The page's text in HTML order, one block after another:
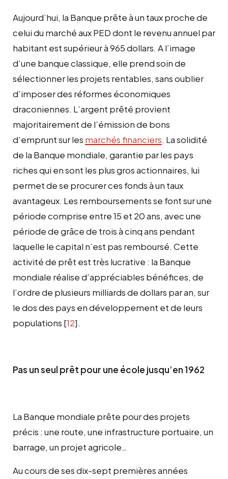
Aujourd’hui, la Banque prête à un taux proche de
celui du marché aux PED dont le revenu annuel par
habitant est supérieur à 965 dollars. A l’image
d’une banque classique, elle prend soin de
sélectionner les projets rentables, sans oublier
d’imposer des réformes économiques
draconiennes. L’argent prêté provient
majoritairement de l’émission de bons
d’emprunt sur les marchés financiers. La solidité
de la Banque mondiale, garantie par les pays
riches qui en sont les plus gros actionnaires, lui
permet de se procurer ces fonds à un taux
avantageux. Les remboursements se font sur une
période comprise entre 15 et 20 ans, avec une
période de grâce de trois à cinq ans pendant
laquelle le capital n’est pas remboursé. Cette
activité de prêt est très lucrative : la Banque
mondiale réalise d’appréciables bénéfices, de
l’ordre de plusieurs milliards de dollars par an, sur
le dos des pays en développement et de leurs
populations [12].
Pas un seul prêt pour une école jusqu’en 1962
La Banque mondiale prête pour des projets
précis : une route, une infrastructure portuaire, un
barrage, un projet agricole…
Au cours de ses dix-sept premières années